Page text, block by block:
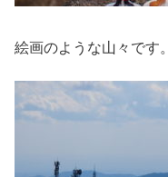
絵画のような山々です。